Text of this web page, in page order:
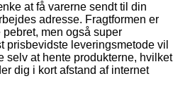
at få varerne sendt til din
adresse. Fragtformen er
men også super
prisbevidste leveringsmetode vil
selv at hente produkterne, hvilket
dig i kort afstand af internet